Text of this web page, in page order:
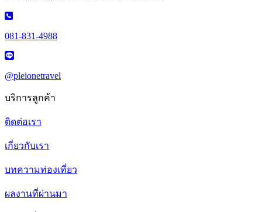
081-831-4988
@pleionetravel
บริการลูกค้า
ติดต่อเรา
เกี่ยวกับเรา
บทความท่องเที่ยว
ผลงานที่ผ่านมา